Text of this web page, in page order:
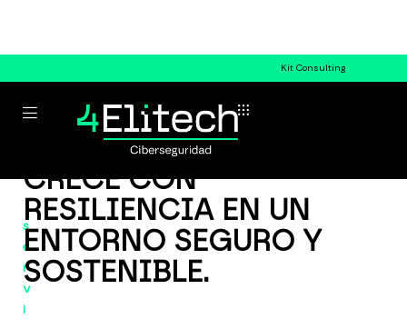
Kit Consulting
s
e
r
v
i
CRECE CON
RESILIENCIA EN UN
ENTORNO SEGURO Y
SOSTENIBLE.